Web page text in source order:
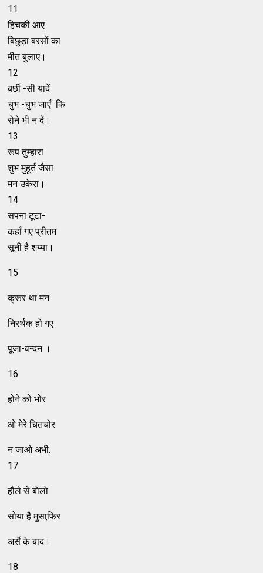
11
हिचकी आए
बिछुड़ा बरसों का
मीत बुलाए।
12
बर्छी -सी यादें
चुभ -चुभ जाएँ कि
रोने भी न दें।
13
रूप तुम्हारा
शुभ मुहूर्त जैसा
मन उकेरा।
14
सपना टूटा-
कहाँ गए प्रीतम
सूनी है शय्या।
15
क्रूर था मन
निरर्थक हो गए
पूजा-वन्दन ।
16
होने को भोर
ओ मेरे चितचोर
न जाओ अभी.
17
हौले से बोलो
सोया है मुसाफि़र
अर्से के बाद।
18